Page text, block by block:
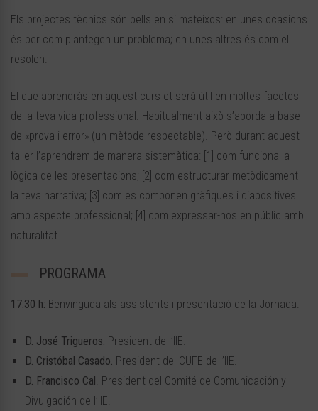
Els projectes tècnics són bells en si mateixos: en unes ocasions
és per com plantegen un problema; en unes altres és com el
resolen.
El que aprendràs en aquest curs et serà útil en moltes facetes
de la teva vida professional. Habitualment això s’aborda a base
de «prova i error» (un mètode respectable). Però durant aquest
taller l’aprendrem de manera sistemàtica: [1] com funciona la
lògica de les presentacions; [2] com estructurar metòdicament
la teva narrativa; [3] com es componen gràfiques i diapositives
amb aspecte professional; [4] com expressar-nos en públic amb
naturalitat.
PROGRAMA
17.30 h: Benvinguda als assistents i presentació de la Jornada.
D. José Trigueros. President de l’IIE.
D. Cristóbal Casado. President del CUFE de l’IIE.
D. Francisco Cal . President del Comité de Comunicación y
Divulgación de l’IIE.